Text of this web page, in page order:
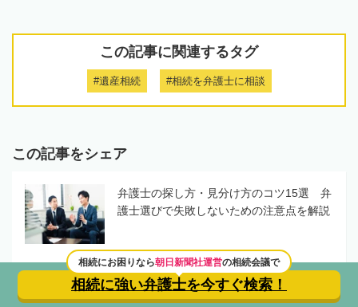
この記事に関連するタグ
#遺産相続 #相続を弁護士に相談
この記事をシェア
弁護士の探し方・見分け方のコツ15選 弁
護士選びで失敗しないための注意点を解説
相続にお困りなら朝日新聞社運営の相続会議で
相続に強い弁護士を今すぐ検索！